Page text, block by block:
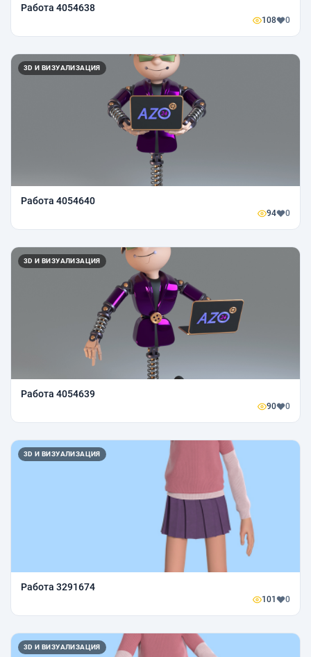
Работа 4054638
108 0
3D И ВИЗУАЛИЗАЦИЯ
Работа 4054640
94 0
3D И ВИЗУАЛИЗАЦИЯ
Работа 4054639
90 0
3D И ВИЗУАЛИЗАЦИЯ
Работа 3291674
101 0
3D И ВИЗУАЛИЗАЦИЯ